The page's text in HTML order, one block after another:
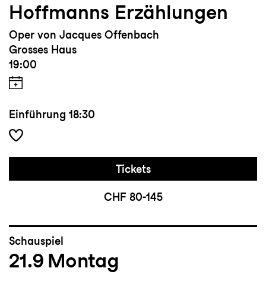
Hoffmanns Erzählungen
Oper von Jacques Offenbach
Grosses Haus
19:00
Einführung 18:30
Tickets
CHF 80-145
Schauspiel
21.9 Montag